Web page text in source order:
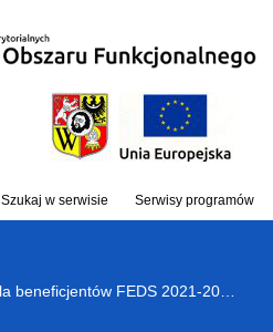
Szukaj w serwisie Serwisy programów